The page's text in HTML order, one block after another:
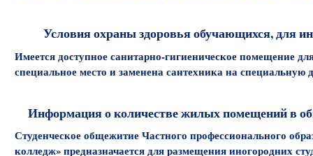
Условия охраны здоровья обучающихся, для
Имеется доступное санитарно-гигиеническое помещение
специальное место и заменена сантехника на специальную
Информация о количестве жилых помещений в
Студенческое общежитие Частного профессионального
колледж» предназначается для размещения иногородних